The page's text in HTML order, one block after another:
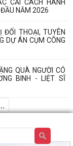
CẢI CÁCH HÀNH
ĐẦU NĂM 2026
ĐỐI THOẠI, TUYÊN
DỰ ÁN CỤM CÔNG
QUÀ NGƯỜI CÓ
BINH - LIỆT SĨ